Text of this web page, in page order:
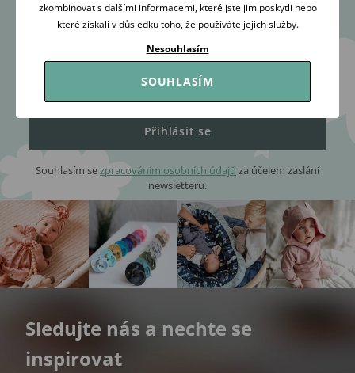
Dostaňte veškeré cenné tipy a rady včas a přímo do
Přihlásit se
Souhlasím sezpracováním osobních údajů za účelem zaslání
newsletteru.
Sledujte nás a nechte se
inspirovat
zkombinovat s dalšími informacemi, které jste jim poskytli nebo
které získali v důsledku toho, že používáte jejich služby.
Nesouhlasím
SOUHLASÍM